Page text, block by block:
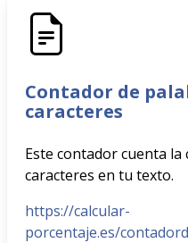
Contador de
caracteres
Este contador cuenta
caracteres en tu texto.
https://calcular-
porcentaje.es/